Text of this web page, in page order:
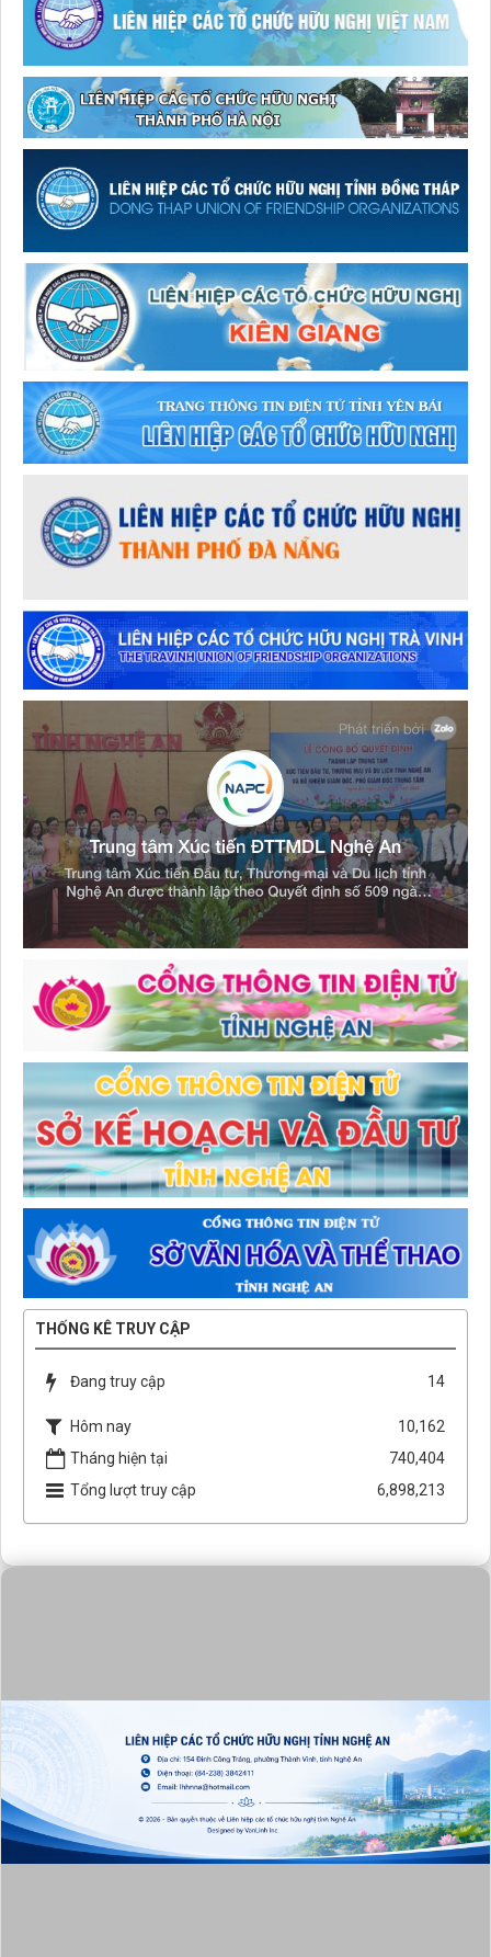
THỐNG KÊ TRUY CẬP
Đang truy cập 14
Hôm nay
10,162
Tháng hiện tại
740,404
Tổng lượt truy cập
6,898,213